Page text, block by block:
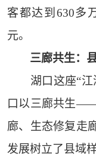
客都达到630多
元。
三廊共生：
湖口这座“江
口以三廊共生
廊、生态修复走
发展树立了县域样